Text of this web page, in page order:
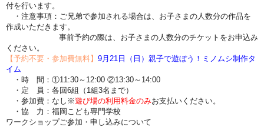
付を行います。
・注意事項：ご兄弟で参加される場合は、お子さまの人数分の作品を
作成いただきます。
事前予約の際は、お子さまの人数分のチケットをお申込み
ください。
【予約不要・参加費無料】 9月21日（日）親子で遊ぼう！ミノムシ制作タ
イム
・時 間：①11:30～12:00 ②13:30～14:00
・定 員：各回6組（1組3名まで）
・参加費：なし※遊び場の利用料金のみお支払いください。
・協 力：福岡こども専門学校
ワークショップご参加・申し込みについて